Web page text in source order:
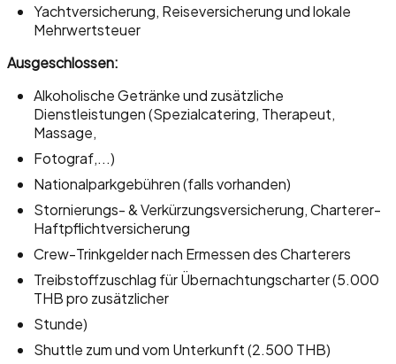
Yachtversicherung, Reiseversicherung und lokale
Mehrwertsteuer
Ausgeschlossen:
Alkoholische Getränke und zusätzliche
Dienstleistungen (Spezialcatering, Therapeut,
Massage,
Fotograf,...)
Nationalparkgebühren (falls vorhanden)
Stornierungs- & Verkürzungsversicherung, Charterer-
Haftpflichtversicherung
Crew-Trinkgelder nach Ermessen des Charterers
Treibstoffzuschlag für Übernachtungscharter (5.000
THB pro zusätzlicher
Stunde)
Shuttle zum und vom Unterkunft (2.500 THB)